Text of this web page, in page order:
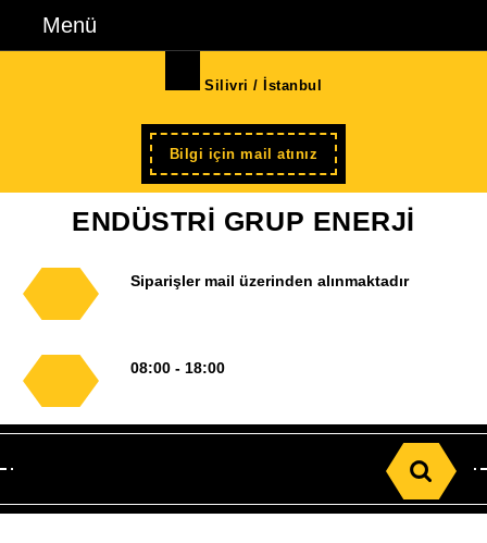
Menü
Silivri / İstanbul
Bilgi için mail atınız Şimdi
kayıt
ENDÜSTRİ GRUP ENERJİ
Siparişler mail üzerinden alınmaktadır
08:00 - 18:00
for: